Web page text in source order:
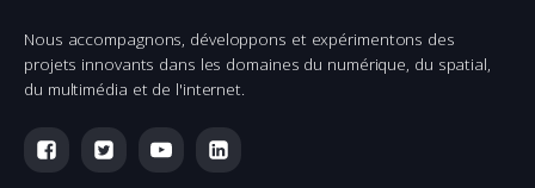
Nous accompagnons, développons et expérimentons des
projets innovants dans les domaines du numérique, du spatial,
du multimédia et de l'internet.